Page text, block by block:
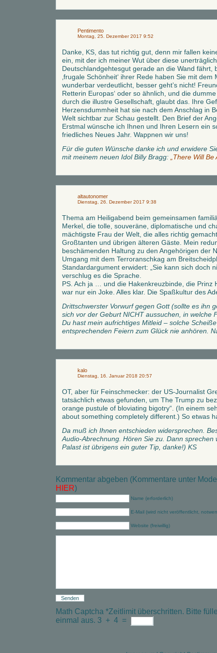
Pentimento
Montag, 25. Dezember 2017 9:52
Danke, KS, das tut richtig gut, denn mir fallen
ein, mit der ich meiner Wut über diese
Deutschlandgehtesgut gerade an die Wand fährt,
‚frugale Schönheit‘ ihrer Rede haben Sie mit dem
wunderbar verdeutlicht, besser geht’s nicht!
Retterin Europas‘ oder so ähnlich, und die
durch die illustre Gesellschaft, glaubt das. Ihre
Herzensdummheit hat sie nach dem Anschlag in
Welt sichtbar zur Schau gestellt. Den Brief der
Erstmal wünsche ich Ihnen und Ihren Lesern ein
friedliches Neues Jahr. Wappnen wir uns!
Für die guten Wünsche danke ich und erwidere
mit meinem neuen Idol Billy Bragg:
„There Will
altautonomer
Dienstag, 26. Dezember 2017 9:38
Thema am Heiligabend beim gemeinsamen
Merkel, die tolle, souveräne, diplomatische und
mächtigste Frau der Welt, die alles richtig
Großtanten und übrigen älteren Gäste. Mein
beschämenden Haltung zu den Angehörigen der
Umgang mit dem Terroranschkag am
Standardargument erwidert: „Sie kann sich doch
verschlug es die Sprache.
PS. Ach ja … und die Hakenkreuzbinde, die Prinz
war nur ein Joke. Alles klar. Die Spaßkultur des
Drittschwerster Vorwurf gegen Gott (sollte es ihn
sich vor der Geburt NICHT aussuchen, in welche
Du hast mein aufrichtiges Mitleid – solche
entsprechenden Feiern zum Glück nie anhören.
kalo
Dienstag, 16. Januar 2018 20:57
OT, aber für Feinschmecker: der US-Journalist
tatsächlich etwas gefunden, um The Trump zu
orange pustule of bloviating bigotry“. (In einem
about something completely different.) So etwas
Da muß ich Ihnen entschieden widersprechen.
Audio-Abrechnung. Hören Sie zu. Dann sprechen
Palast ist übrigens ein guter Tip, danke!) KS
Kommentar abgeben (Kommentare unter
HIER)
Name (erforderlich)
E-Mail (wird nicht veröffentlicht,
Website (freiwillig)
Math Captcha *Zeitlimit überschritten. Bitte
einmal aus. 3 + 4 =